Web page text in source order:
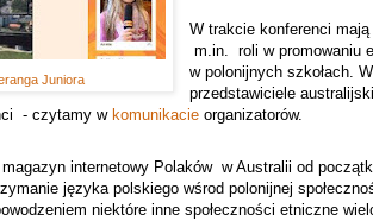
Juniora
W trakcie konferenci
m.in. roli w promowaniu
w polonijnych szkołach.
przedstawiciele
- czytamy w komunikacieorganizatorów.
internetowy Polaków w Australii od
języka polskiego wśrod polonijnej
niektóre inne społeczności etniczne